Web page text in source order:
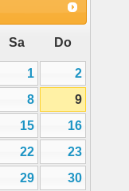
Sa Do
1
2
8
9
15
16
22
23
29
30